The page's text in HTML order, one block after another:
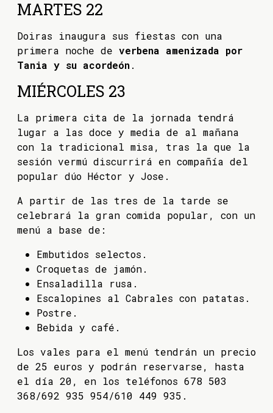
MARTES 22
Doiras inaugura sus fiestas con una
primera noche de verbena amenizada por
Tania y su acordeón.
MIÉRCOLES 23
La primera cita de la jornada tendrá
lugar a las doce y media de al mañana
con la tradicional misa, tras la que la
sesión vermú discurrirá en compañía del
popular dúo Héctor y Jose.
A partir de las tres de la tarde se
celebrará la gran comida popular, con un
menú a base de:
Embutidos selectos.
Croquetas de jamón.
Ensaladilla rusa.
Escalopines al Cabrales con patatas.
Postre.
Bebida y café.
Los vales para el menú tendrán un precio
de 25 euros y podrán reservarse, hasta
el día 20, en los teléfonos 678 503
368/692 935 954/610 449 935.